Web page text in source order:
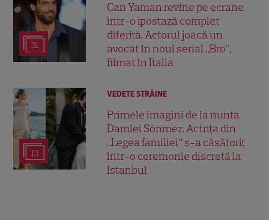
31
Can Yaman revine pe ecrane
într-o ipostază complet
diferită. Actorul joacă un
avocat în noul serial „Bro”,
filmat în Italia
13
VEDETE STRĂINE
Primele imagini de la nunta
Damlei Sönmez. Actrița din
„Legea familiei” s-a căsătorit
într-o ceremonie discretă la
Istanbul